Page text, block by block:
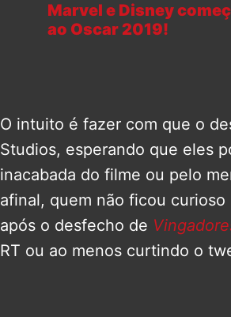
Marvel e Disney
ao Oscar 2019!
O intuito é fazer com que o
Studios, esperando que eles
inacabada do filme ou pelo
afinal, quem não ficou
após o desfecho de
RT ou ao menos curtindo o